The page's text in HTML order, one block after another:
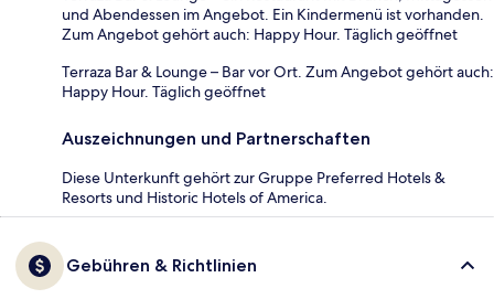
und Abendessen im Angebot. Ein Kindermenü ist vorhanden.
Zum Angebot gehört auch: Happy Hour. Täglich geöffnet
Terraza Bar & Lounge – Bar vor Ort. Zum Angebot gehört auch:
Happy Hour. Täglich geöffnet
Auszeichnungen und Partnerschaften
Diese Unterkunft gehört zur Gruppe Preferred Hotels &
Resorts und Historic Hotels of America.
Gebühren & Richtlinien